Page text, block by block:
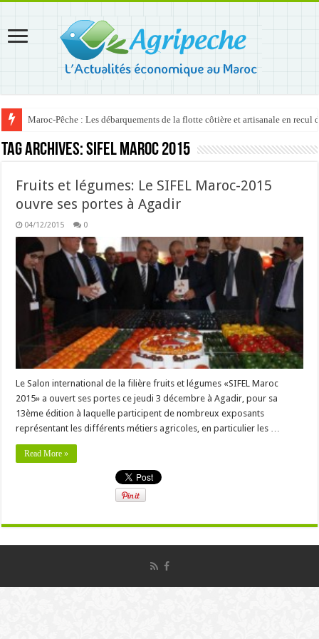
Maroc-Pêche : Les débarquements de la flotte côtière et artisanale en recul
Tag Archives:SIFEL Maroc 2015
Fruits et légumes: Le SIFEL Maroc-2015
ouvre ses portes à Agadir
04/12/2015 0
Le Salon international de la filière fruits et légumes «SIFEL Maroc
2015» a ouvert ses portes ce jeudi 3 décembre à Agadir, pour sa
13ème édition à laquelle participent de nombreux exposants
représentant les différents métiers agricoles, en particulier les …
Read More »